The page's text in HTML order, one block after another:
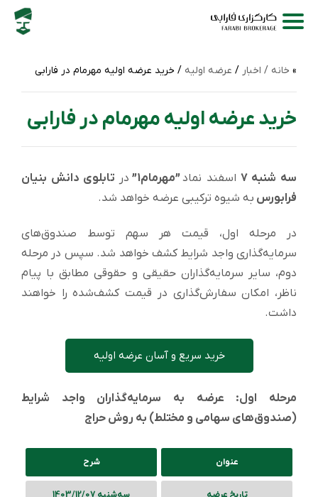
خانه / اخبار / عرضه اولیه / خرید عرضه اولیه مهرمام در فارابی
خرید عرضه اولیه مهرمام در فارابی
سه شنبه 7 اسفند نماد”مهرمام1” در تابلوی دانش بنیان
فرابورس به شیوه ترکیبی عرضه خواهد شد.
در مرحله اول، قیمت هر سهم توسط صندوق‌های
سرمایه‌گذاری واجد شرایط کشف خواهد شد. سپس در مرحله
دوم، سایر سرمایه‌گذاران حقیقی و حقوقی مطابق با پیام
ناظر، امکان سفارش‌گذاری در قیمت کشف‌شده را خواهند
داشت.
خرید سریع و آسان عرضه اولیه
مرحله اول: عرضه به سرمایه‌گذاران واجد شرایط
(صندوق‌های سهامی و مختلط) به روش حراج
عنوان شرح